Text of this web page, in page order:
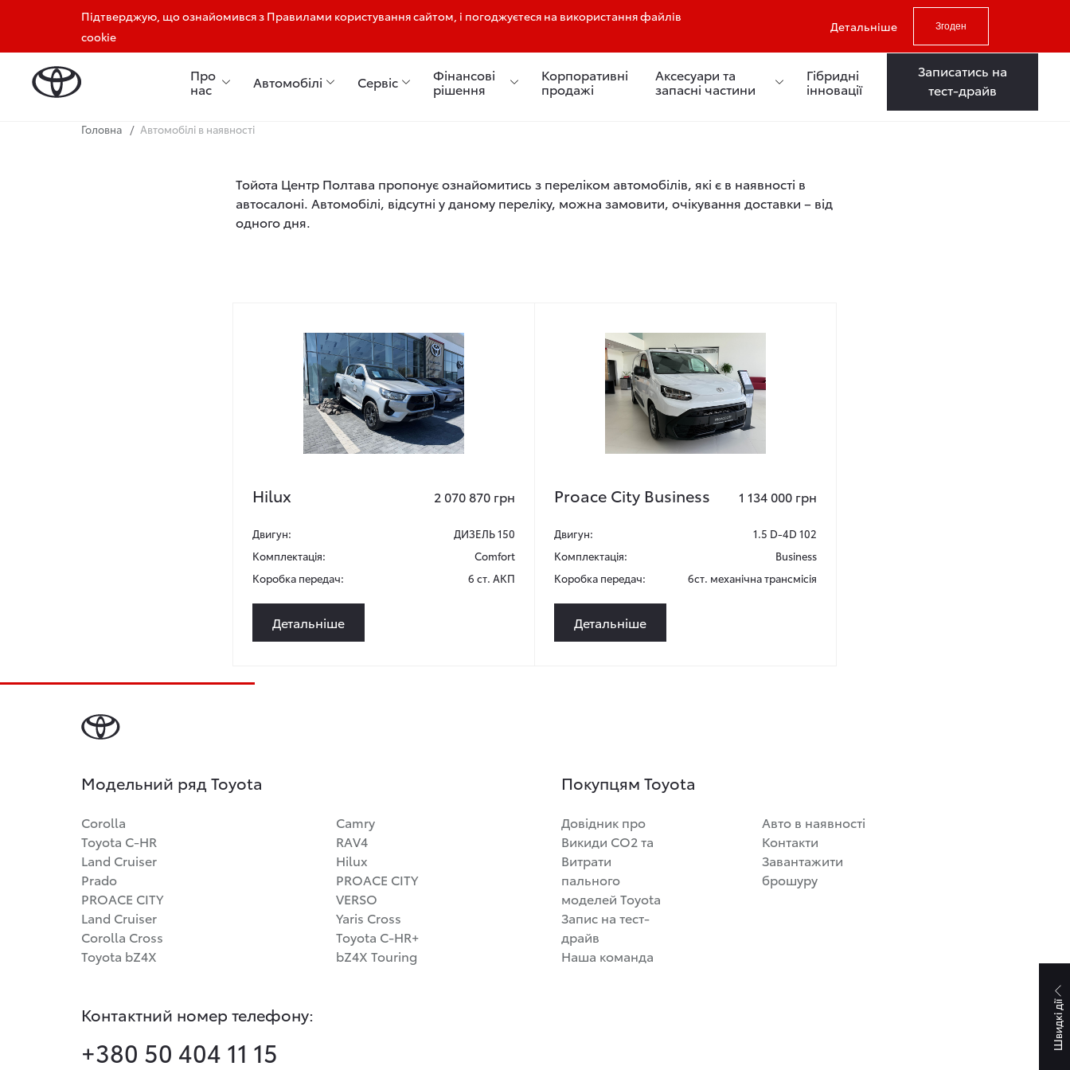
Підтверджую, що ознайомився з Правилами користування сайтом, і погоджуєтеся на використання файлів
cookie
Детальніше Згоден
+38 (050) 404-11-15 +38 (050) 404-11-60
Про
нас Автомобілі Сервіс Фінансові
рішення
Корпоративні
продажі
Аксесуари та
запасні частини
Гібридні
інновації
Записатись на
тест-драйв
Швидкі дії
Головна Автомобілі в наявності
Тойота Центр Полтава пропонує ознайомитись з переліком автомобілів, які є в наявності в
автосалоні. Автомобілі, відсутні у даному переліку, можна замовити, очікування доставки – від
одного дня.
Hilux 2 070 870 грн
Двигун:
ДИЗЕЛЬ 150
Комплектація:
Comfort
Коробка передач:
6 ст. АКП
Детальніше
Proace City Business 1 134 000 грн
Двигун:
1.5 D-4D 102
Комплектація:
Business
Коробка передач:
6ст. механічна трансмісія
Детальніше
Модельний ряд Toyota
Corolla
Toyota C-HR
Land Cruiser
Prado
PROACE CITY
Land Cruiser
Corolla Cross
Toyota bZ4X
Camry
RAV4
Hilux
PROACE CITY
VERSO
Yaris Cross
Toyota C-HR+
bZ4X Touring
Покупцям Toyota
Довідник про
Викиди СО2 та
Витрати
пального
моделей Toyota
Запис на тест-
драйв
Наша команда
Авто в наявності
Контакти
Завантажити
брошуру
Контактний номер телефону:
+380 50 404 11 15